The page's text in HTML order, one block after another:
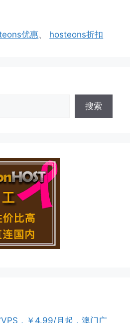
优惠、 hosteons折扣
搜索
，￥4.99/月起，澳门广